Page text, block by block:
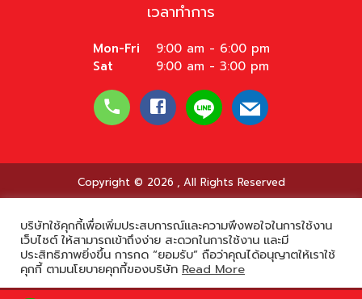
บริษัทใช้คุกกี้เพื่อเพิ่มประสบการณ์และความพึงพอใจในการใช้งาน
เว็บไซต์ ให้สามารถเข้าถึงง่าย สะดวกในการใช้งาน และมี
ประสิทธิภาพยิ่งขึ้น การกด “ยอมรับ” ถือว่าคุณได้อนุญาตให้เราใช้
คุกกี้ ตามนโยบายคุกกี้ของบริษัท Read More
เวลาทำการ
Mon-Fri
9:00 am - 6:00 pm
Sat
9:00 am - 3:00 pm
Copyright © 2026 , All Rights Reserved
Powered by